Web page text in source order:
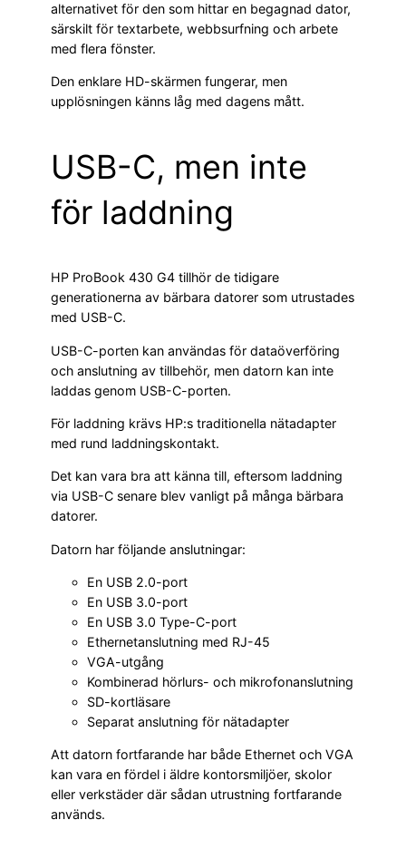
alternativet för den som hittar en begagnad dator,
särskilt för textarbete, webbsurfning och arbete
med flera fönster.
Den enklare HD-skärmen fungerar, men
upplösningen känns låg med dagens mått.
USB-C, men inte
för laddning
HP ProBook 430 G4 tillhör de tidigare
generationerna av bärbara datorer som utrustades
med USB-C.
USB-C-porten kan användas för dataöverföring
och anslutning av tillbehör, men datorn kan inte
laddas genom USB-C-porten.
För laddning krävs HP:s traditionella nätadapter
med rund laddningskontakt.
Det kan vara bra att känna till, eftersom laddning
via USB-C senare blev vanligt på många bärbara
datorer.
Datorn har följande anslutningar:
En USB 2.0-port
En USB 3.0-port
En USB 3.0 Type-C-port
Ethernetanslutning med RJ-45
VGA-utgång
Kombinerad hörlurs- och mikrofonanslutning
SD-kortläsare
Separat anslutning för nätadapter
Att datorn fortfarande har både Ethernet och VGA
kan vara en fördel i äldre kontorsmiljöer, skolor
eller verkstäder där sådan utrustning fortfarande
används.